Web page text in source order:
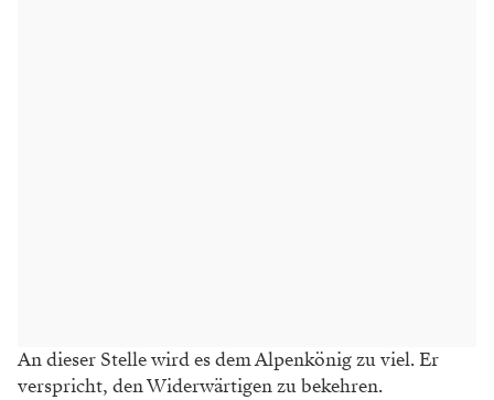
An dieser Stelle wird es dem Alpenkönig zu viel. Er
verspricht, den Widerwärtigen zu bekehren.